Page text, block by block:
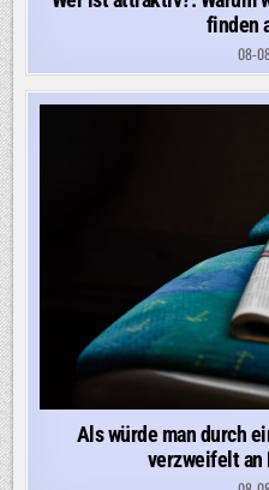
finden
08-
Als würde man durch
verzweifelt an